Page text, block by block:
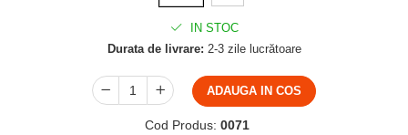
IN STOC
Durata de livrare: 2-3 zile lucrătoare
ADAUGA IN COS
Cod Produs: 0071